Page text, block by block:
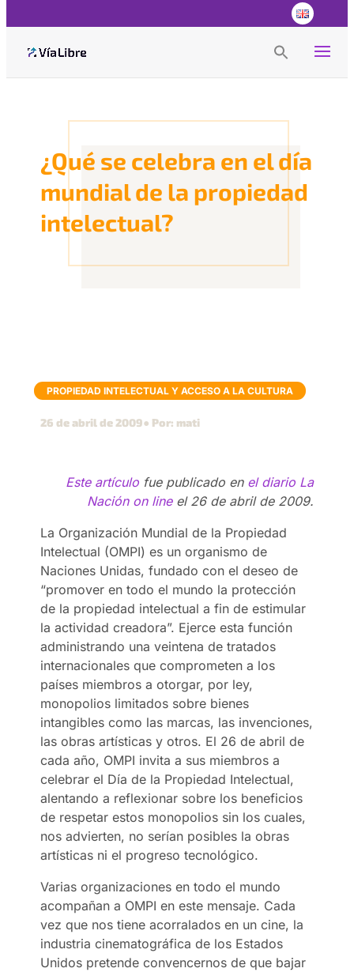
Search Button
¿Qué se celebra en el día
mundial de la propiedad
intelectual?
PROPIEDAD INTELECTUAL Y ACCESO A LA CULTURA
26 de abril de 2009● Por: mati
Este artículofue publicado en el diario La
Nación on line el 26 de abril de 2009.
La Organización Mundial de la Propiedad
Intelectual (OMPI) es un organismo de
Naciones Unidas, fundado con el deseo de
“promover en todo el mundo la protección
de la propiedad intelectual a fin de estimular
la actividad creadora”. Ejerce esta función
administrando una veintena de tratados
internacionales que comprometen a los
países miembros a otorgar, por ley,
monopolios limitados sobre bienes
intangibles como las marcas, las invenciones,
las obras artísticas y otros. El 26 de abril de
cada año, OMPI invita a sus miembros a
celebrar el Día de la Propiedad Intelectual,
alentando a reflexionar sobre los beneficios
de respetar estos monopolios sin los cuales,
nos advierten, no serían posibles la obras
artísticas ni el progreso tecnológico.
Varias organizaciones en todo el mundo
acompañan a OMPI en este mensaje. Cada
vez que nos tiene acorralados en un cine, la
industria cinematográfica de los Estados
Unidos pretende convencernos de que bajar